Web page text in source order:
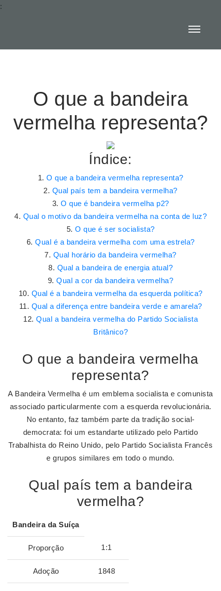
:
O que a bandeira
vermelha representa?
Índice:
O que a bandeira vermelha representa?
Qual país tem a bandeira vermelha?
O que é bandeira vermelha p2?
Qual o motivo da bandeira vermelha na conta de luz?
O que é ser socialista?
Qual é a bandeira vermelha com uma estrela?
Qual horário da bandeira vermelha?
Qual a bandeira de energia atual?
Qual a cor da bandeira vermelha?
Qual é a bandeira vermelha da esquerda política?
Qual a diferença entre bandeira verde e amarela?
Qual a bandeira vermelha do Partido Socialista
Britânico?
O que a bandeira vermelha
representa?
A Bandeira Vermelha é um emblema socialista e comunista
associado particularmente com a esquerda revolucionária.
No entanto, faz também parte da tradição social-
democrata: foi um estandarte utilizado pelo Partido
Trabalhista do Reino Unido, pelo Partido Socialista Francês
e grupos similares em todo o mundo.
Qual país tem a bandeira
vermelha?
Bandeirada Suíça
Proporção 1:1
Adoção 1848